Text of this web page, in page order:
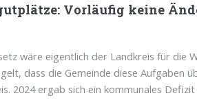
Vorläufig keine
wäre eigentlich der Landkreis für
dass die Gemeinde diese Aufgaben
2024 ergab sich ein kommunales